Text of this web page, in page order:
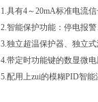
1.具有4～20mA标准电流
2.智能保护功能：停电报
3.独立超温保护器、独立
4.带定时功能键的数显微
5.配用上zui的模糊PID智